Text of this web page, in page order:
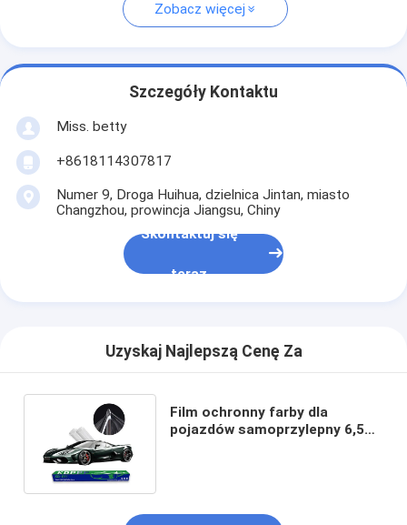
Zobacz więcej
Szczegóły Kontaktu
Miss. betty
+8618114307817
Numer 9, Droga Huihua, dzielnica Jintan, miasto
Changzhou, prowincja Jiangsu, Chiny
Skontaktuj się
teraz
Uzyskaj Najlepszą Cenę Za
Film ochronny farby dla
pojazdów samoprzylepny 6,5